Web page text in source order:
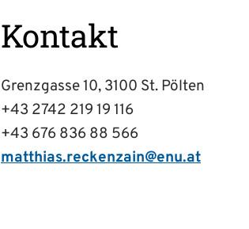
Kontakt
Grenzgasse 10, 3100 St. Pölten
+43 2742 219 19 116
+43 676 836 88 566
matthias.reckenzain@enu.at